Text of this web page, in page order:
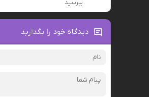
بپرسید
دیدگاه خود را بگذارید